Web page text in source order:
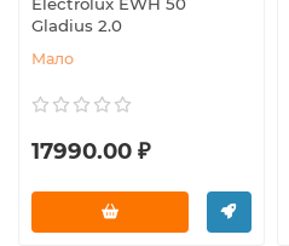
Gladius 2.0
Мало
17990.00 ₽